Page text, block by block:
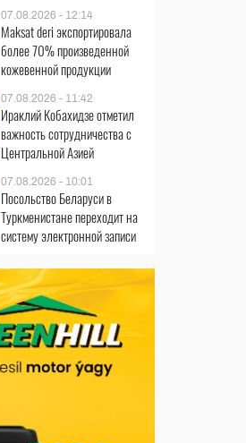
07.08.2026 - 12:14
Maksat deri экспортировала
более 70% произведенной
кожевенной продукции
07.08.2026 - 11:42
Ираклий Кобахидзе отметил
важность сотрудничества с
Центральной Азией
07.08.2026 - 10:01
Посольство Беларуси в
Туркменистане переходит на
систему электронной записи